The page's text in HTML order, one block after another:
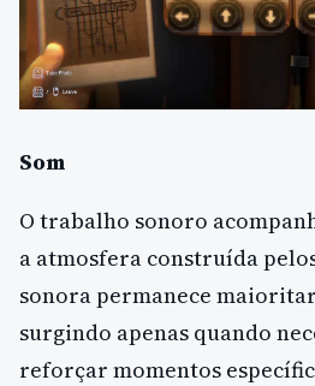
Som
O trabalho sonoro
a atmosfera construída
sonora permanece
surgindo apenas quando
reforçar momentos